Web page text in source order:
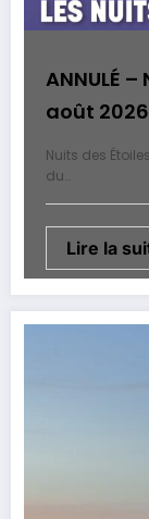
ANNULÉ
août 2026
Nuits des
du…
Lire la